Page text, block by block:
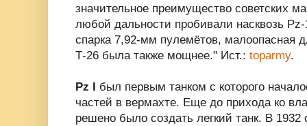
значительное преимущество советских
любой дальности пробивали насквозь
спарка 7,92-мм пулемётов, малоопасная
Т-26 была также мощнее." Ист.: toparmy.
Pz I был первым танком с которого
частей в вермахте. Еще до прихода ко
решено было создать легкий танк. В